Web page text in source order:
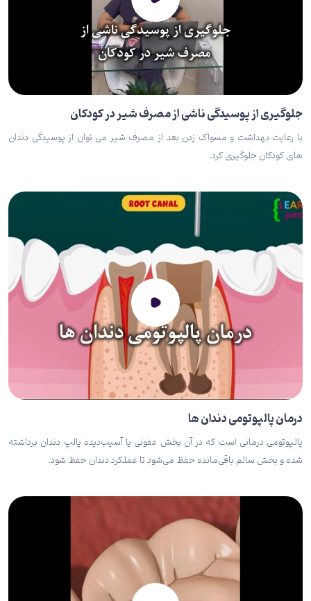
جلوگیری از پوسیدگی ناشی از مصرف شیر در کودکان
با رعایت بهداشت و مسواک زدن بعد از مصرف شیر می توان از پوسیدگی دندان
های کودکان جلوگیری کرد.
درمان پالپوتومی دندان ها
پالپوتومی درمانی است که در آن بخش عفونی یا آسیب‌دیده پالپ دندان برداشته
شده و بخش سالم باقی‌مانده حفظ می‌شود تا عملکرد دندان حفظ شود.